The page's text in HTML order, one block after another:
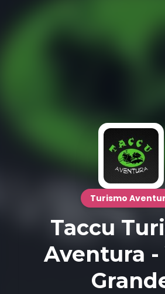
Turismo
Taccu
Aventura -